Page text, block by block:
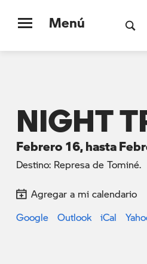
Menú
NIGHT
Febrero 16, hasta
Destino: Represa de Tominé.
Agregar a mi calendario
Google
Outlook iCal